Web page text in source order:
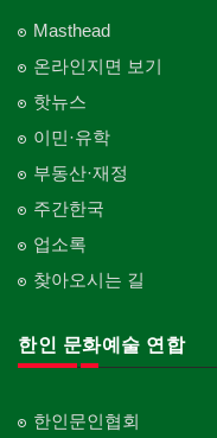
Masthead
온라인지면 보기
핫뉴스
이민·유학
부동산·재정
주간한국
업소록
찾아오시는 길
한인 문화예술 연합
한인문인협회